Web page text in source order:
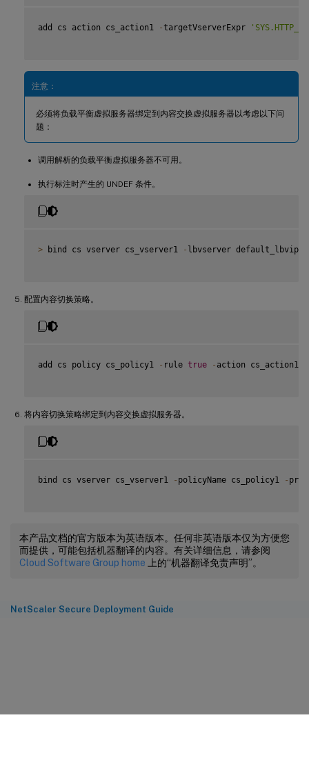
add cs action cs_action1 -targetVserverExpr
注意：
必须将负载平衡虚拟服务器绑定到内容交换虚拟服务器以考虑以下问
题：
调用解析的负载平衡虚拟服务器不可用。
执行标注时产生的 UNDEF 条件。
> bind cs vserver cs_vserver1 - lbvserver default_lbvip
配置内容切换策略。
add cs policy cs_policy1 - rule true - action cs_action1
将内容切换策略绑定到内容交换虚拟服务器。
bind cs vserver cs_vserver1 - policyName cs_policy1 -
本产品文档的官方版本为英语版本。任何非英语版本仅为方便您
而提供，可能包括机器翻译的内容。有关详细信息，请参阅
Cloud Software Group home 上的“机器翻译免责声明”。
NetScaler Secure Deployment Guide